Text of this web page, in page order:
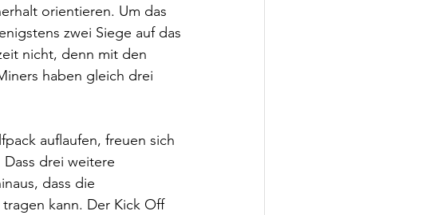
orientieren. Um das
zwei Siege auf das
nicht, denn mit den
haben gleich drei
auflaufen, freuen sich
drei weitere
dass die
kann. Der Kick Off